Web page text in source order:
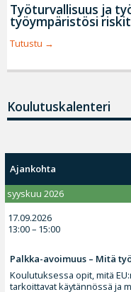
Työturvallisuus ja
työympäristösi
Tutustu
Koulutuskalenteri
Ajankohta
syyskuu 2026
17.09.2026
13:00 – 15:00
Palkka-avoimuus – Mitä
Koulutuksessa opit, mitä
tarkoittavat käytännössä ja